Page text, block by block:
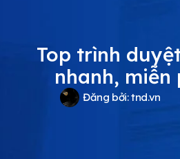
Top trình
nhanh, miễn
Đăng bởi:tnd.vn